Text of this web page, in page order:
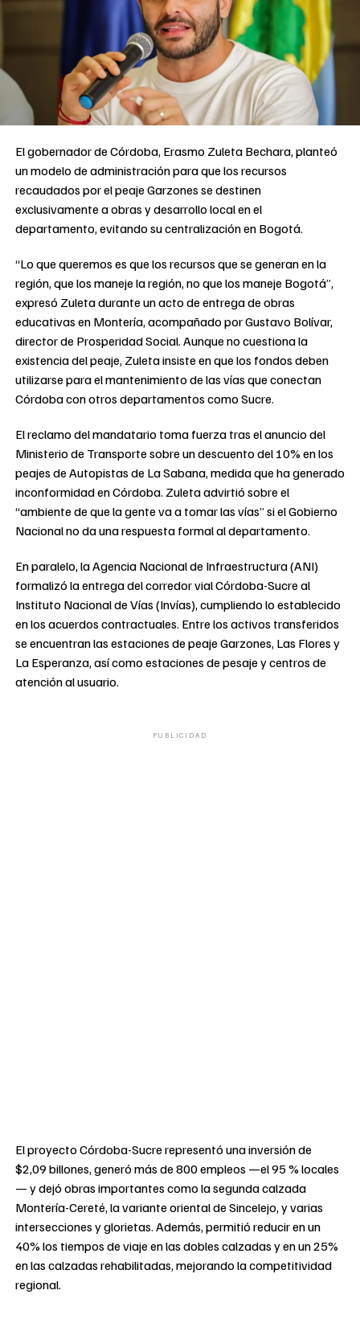
El gobernador de Córdoba, Erasmo Zuleta Bechara, planteó
un modelo de administración para que los recursos
recaudados por el peaje Garzones se destinen
exclusivamente a obras y desarrollo local en el
departamento, evitando su centralización en Bogotá.
“Lo que queremos es que los recursos que se generan en la
región, que los maneje la región, no que los maneje Bogotá”,
expresó Zuleta durante un acto de entrega de obras
educativas en Montería, acompañado por Gustavo Bolívar,
director de Prosperidad Social. Aunque no cuestiona la
existencia del peaje, Zuleta insiste en que los fondos deben
utilizarse para el mantenimiento de las vías que conectan
Córdoba con otros departamentos como Sucre.
El reclamo del mandatario toma fuerza tras el anuncio del
Ministerio de Transporte sobre un descuento del 10% en los
peajes de Autopistas de La Sabana, medida que ha generado
inconformidad en Córdoba. Zuleta advirtió sobre el
“ambiente de que la gente va a tomar las vías” si el Gobierno
Nacional no da una respuesta formal al departamento.
En paralelo, la Agencia Nacional de Infraestructura (ANI)
formalizó la entrega del corredor vial Córdoba-Sucre al
Instituto Nacional de Vías (Invías), cumpliendo lo establecido
en los acuerdos contractuales. Entre los activos transferidos
se encuentran las estaciones de peaje Garzones, Las Flores y
La Esperanza, así como estaciones de pesaje y centros de
atención al usuario.
PUBLICIDAD
El proyecto Córdoba-Sucre representó una inversión de
$2,09 billones, generó más de 800 empleos —el 95 % locales
— y dejó obras importantes como la segunda calzada
Montería-Cereté, la variante oriental de Sincelejo, y varias
intersecciones y glorietas. Además, permitió reducir en un
40% los tiempos de viaje en las dobles calzadas y en un 25%
en las calzadas rehabilitadas, mejorando la competitividad
regional.